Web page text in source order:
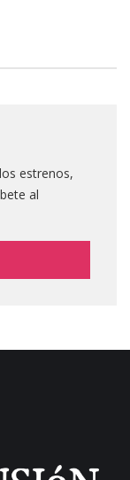
estrenos,
al